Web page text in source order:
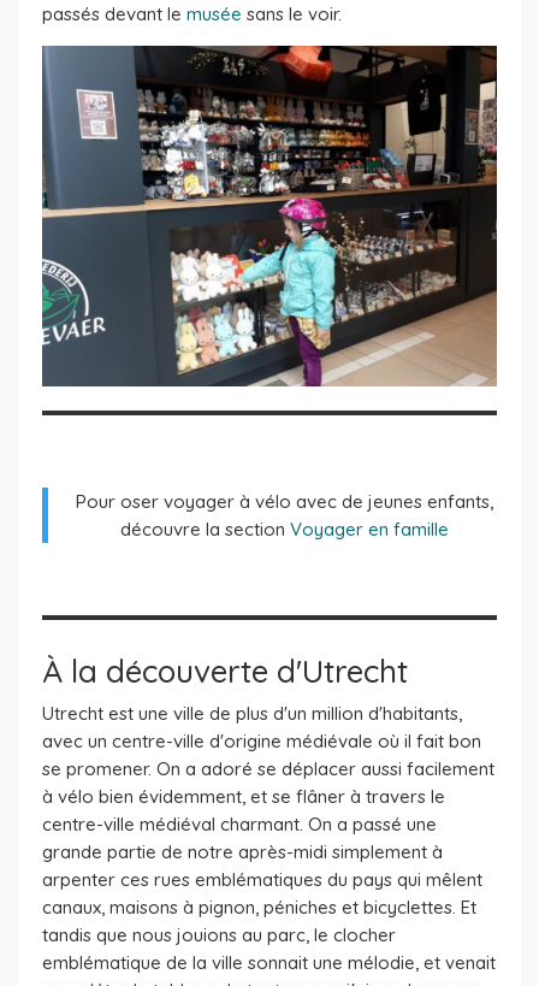
passés devant le musée sans le voir.
Pour oser voyager à vélo avec de jeunes enfants,
découvre la section Voyager en famille
À la découverte d'Utrecht
Utrecht est une ville de plus d'un million d'habitants,
avec un centre-ville d'origine médiévale où il fait bon
se promener. On a adoré se déplacer aussi facilement
à vélo bien évidemment, et se flâner à travers le
centre-ville médiéval charmant. On a passé une
grande partie de notre après-midi simplement à
arpenter ces rues emblématiques du pays qui mêlent
canaux, maisons à pignon, péniches et bicyclettes. Et
tandis que nous jouions au parc, le clocher
emblématique de la ville sonnait une mélodie, et venait